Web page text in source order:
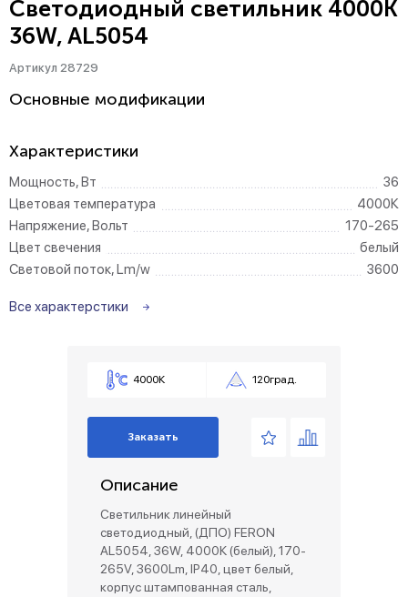
Светодиодный светильник 4000K
36W, AL5054
Артикул 28729
Основные модификации
Характеристики
Мощность, Вт
36
Цветовая температура
4000К
Напряжение, Вольт
170-265
Цвет свечения
белый
Световой поток, Lm/w
3600
Все характерстики
4000К 120град.
Заказать
Описание
Светильник линейный
светодиодный, (ДПО) FERON
AL5054, 36W, 4000К (белый), 170-
265V, 3600Lm, IP40, цвет белый,
корпус штампованная сталь,